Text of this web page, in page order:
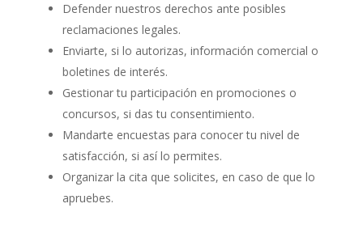
Defender nuestros derechos ante posibles
reclamaciones legales.
Enviarte, si lo autorizas, información comercial o
boletines de interés.
Gestionar tu participación en promociones o
concursos, si das tu consentimiento.
Mandarte encuestas para conocer tu nivel de
satisfacción, si así lo permites.
Organizar la cita que solicites, en caso de que lo
apruebes.